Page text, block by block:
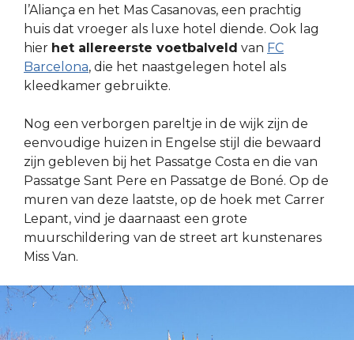
l’Aliança en het Mas Casanovas, een prachtig
huis dat vroeger als luxe hotel diende. Ook lag
hier het allereerste voetbalveld van FC
Barcelona, die het naastgelegen hotel als
kleedkamer gebruikte.
Nog een verborgen pareltje in de wijk zijn de
eenvoudige huizen in Engelse stijl die bewaard
zijn gebleven bij het Passatge Costa en die van
Passatge Sant Pere en Passatge de Boné. Op de
muren van deze laatste, op de hoek met Carrer
Lepant, vind je daarnaast een grote
muurschildering van de street art kunstenares
Miss Van.